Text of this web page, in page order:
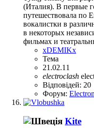
(Италия). В первые
путешествовала по
вокалистки в
в некоторых
фильмах и
xDEMIKx
Тема
21.02.11
electroclash
Відповідей: 20
Форум:
Kite